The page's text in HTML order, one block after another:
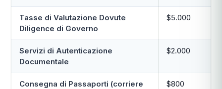
Tasse di Valutazione Dovute
Diligence di Governo
$5.000
Servizi di Autenticazione
Documentale
$2.000
Consegna di Passaporti (corriere
$800